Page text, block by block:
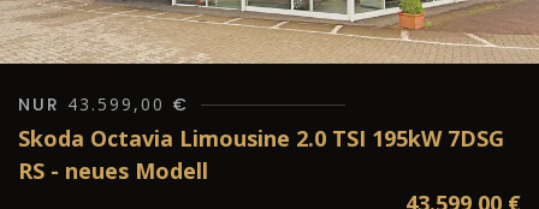
NUR 43.599,00 €
Skoda Octavia Limousine 2.0 TSI 195kW 7DSG
RS - neues Modell
43.599,00 €